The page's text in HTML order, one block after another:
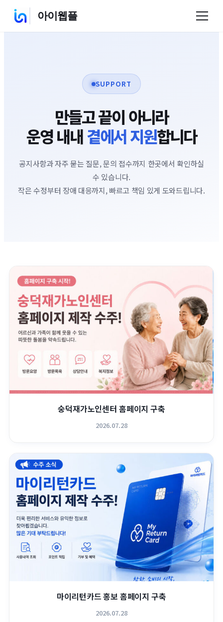
아이웹플
SUPPORT
만들고 끝이 아니라
운영 내내곁에서 지원합니다
공지사항과 자주 묻는 질문, 문의 접수까지 한곳에서 확인하실
수 있습니다.
작은 수정부터 장애 대응까지, 빠르고 책임 있게 도와드립니다.
숭덕재가노인센터 홈페이지 구축
2026.07.28
마이리턴카드 홍보 홈페이지 구축
2026.07.28